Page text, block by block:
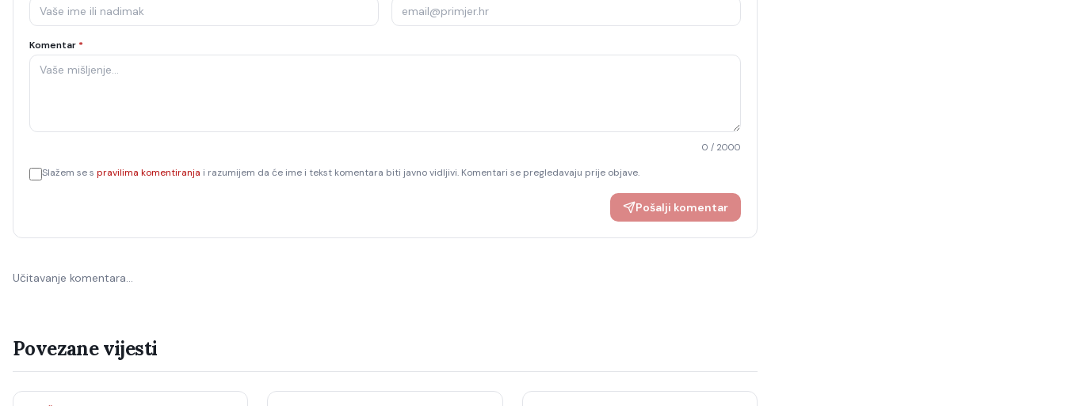
Komentar *
0 / 2000
Slažem se s pravilima komentiranja i razumijem da će ime i tekst komentara biti javno vidljivi. Komentari se pregledavaju prije objave.
Pošalji komentar
Učitavanje komentara…
Povezane vijesti